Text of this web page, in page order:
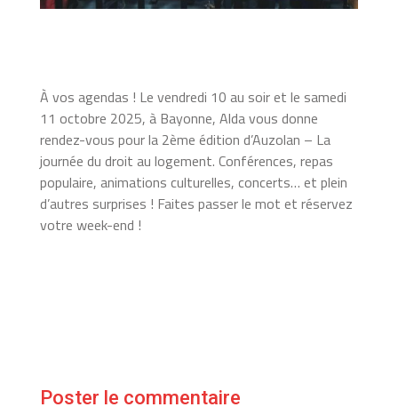
À vos agendas ! Le vendredi 10 au soir et le samedi
11 octobre 2025, à Bayonne, Alda vous donne
rendez-vous pour la 2ème édition d’Auzolan – La
journée du droit au logement. Conférences, repas
populaire, animations culturelles, concerts… et plein
d’autres surprises ! Faites passer le mot et réservez
votre week-end !
Poster le commentaire